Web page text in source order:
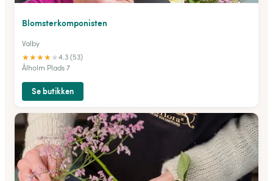
Blomsterkomponisten
Valby
★★★★★4.3 (53)
Ålholm Plads 7
Se butikken